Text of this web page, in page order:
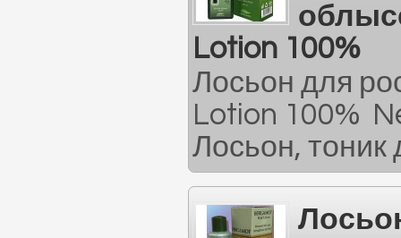
Lotion 100%
Лосьон для
Lotion 100%
Лосьон, тоник